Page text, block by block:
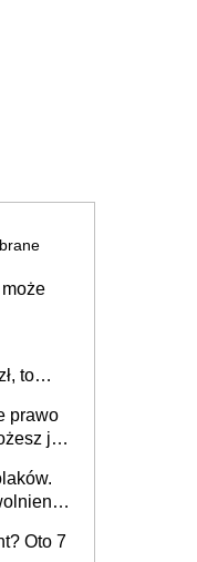
to
prawo
je
Oto 7